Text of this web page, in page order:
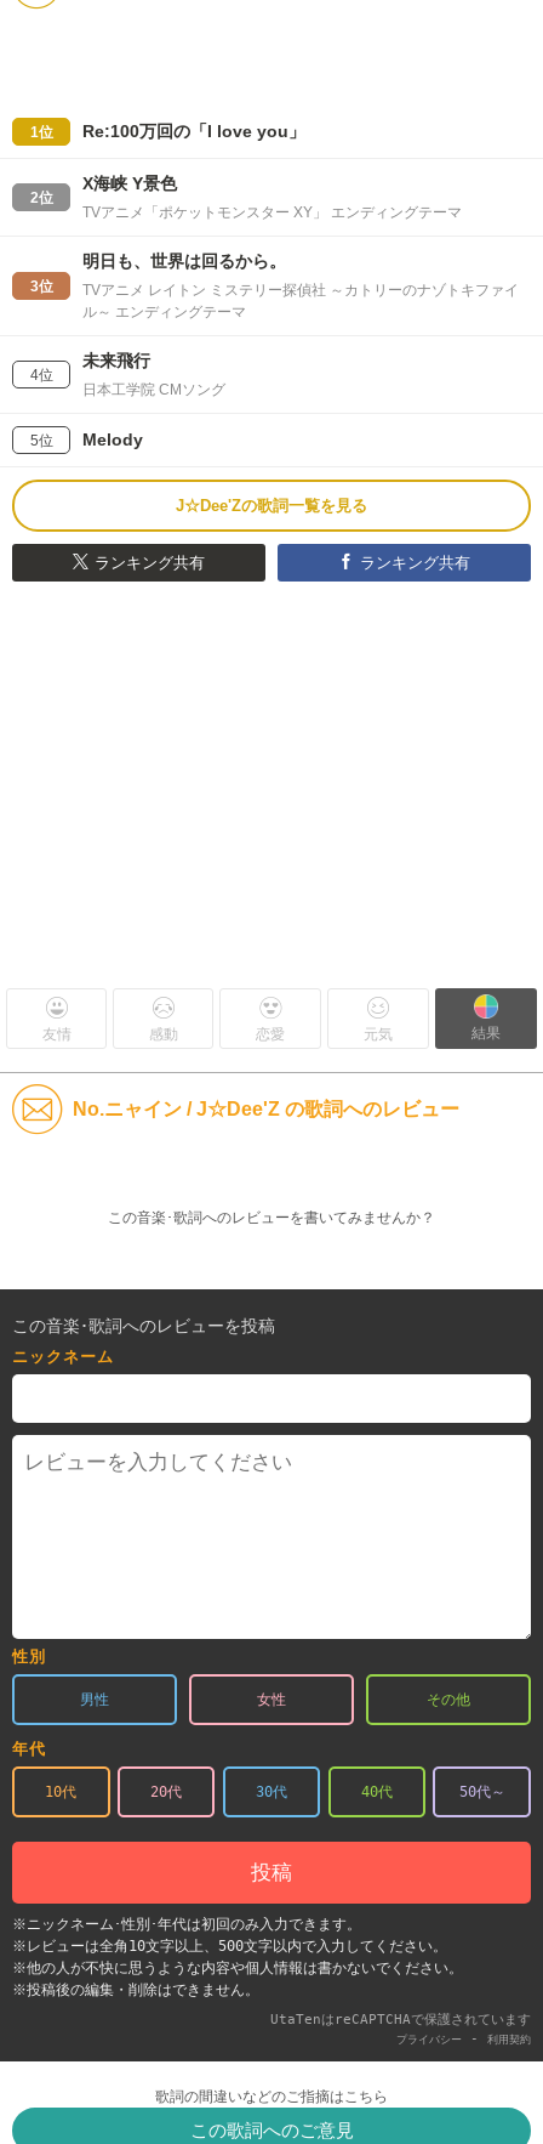
1位 Re:100万回の「I love you」
2位
X海峡 Y景色
TVアニメ「ポケットモンスター XY」 エンディングテーマ
3位
明日も、世界は回るから。
TVアニメ レイトン ミステリー探偵社 ～カトリーのナゾトキファイ
ル～ エンディングテーマ
4位
未来飛行
日本工学院 CMソング
5位 Melody
J☆Dee'Zの歌詞一覧を見る
ランキング共有 ランキング共有
友情 感動 恋愛 元気 結果
No.ニャイン / J☆Dee'Z の歌詞へのレビュー
この音楽･歌詞へのレビューを書いてみませんか？
この音楽･歌詞へのレビューを投稿
ニックネーム
性別
男性 女性 その他
年代
10代 20代 30代 40代 50代～
投稿
※ニックネーム･性別･年代は初回のみ入力できます。
※レビューは全角10文字以上、500文字以内で入力してください。
※他の人が不快に思うような内容や個人情報は書かないでください。
※投稿後の編集・削除はできません。
UtaTenはreCAPTCHAで保護されています
プライバシー - 利用契約
歌詞の間違いなどのご指摘はこちら
この歌詞へのご意見